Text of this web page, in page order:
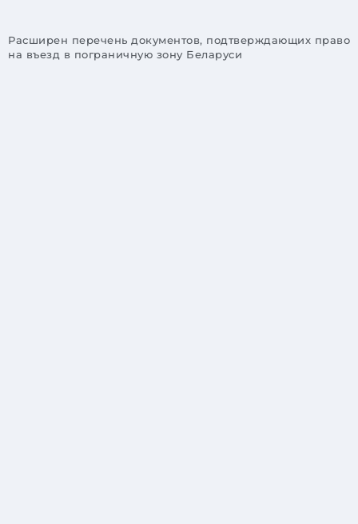
Расширен перечень документов, подтверждающих право
на въезд в пограничную зону Беларуси